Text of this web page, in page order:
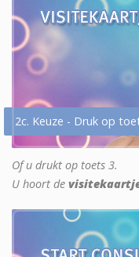
2c. Keuze - Druk op
Of u drukt op toets 3.
U hoort de